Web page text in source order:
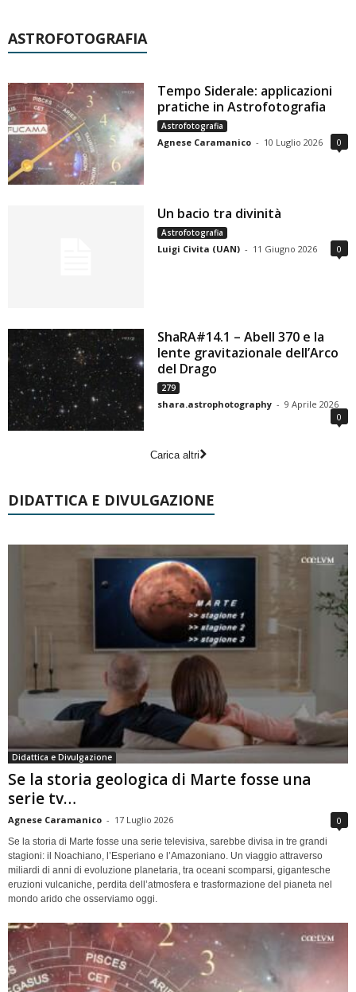
ASTROFOTOGRAFIA
Tempo Siderale: applicazioni
pratiche in Astrofotografia
Astrofotografia
Agnese Caramanico - 10 Luglio 2026 0
Un bacio tra divinità
Astrofotografia
Luigi Civita (UAN) - 11 Giugno 2026 0
ShaRA#14.1 – Abell 370 e la
lente gravitazionale dell’Arco
del Drago
279
shara.astrophotography - 9 Aprile 2026
0
Carica altri
DIDATTICA E DIVULGAZIONE
Didattica e Divulgazione
Se la storia geologica di Marte fosse una
serie tv…
Agnese Caramanico - 17 Luglio 2026 0
Se la storia di Marte fosse una serie televisiva, sarebbe divisa in tre grandi
stagioni: il Noachiano, l’Esperiano e l’Amazoniano. Un viaggio attraverso
miliardi di anni di evoluzione planetaria, tra oceani scomparsi, gigantesche
eruzioni vulcaniche, perdita dell’atmosfera e trasformazione del pianeta nel
mondo arido che osserviamo oggi.